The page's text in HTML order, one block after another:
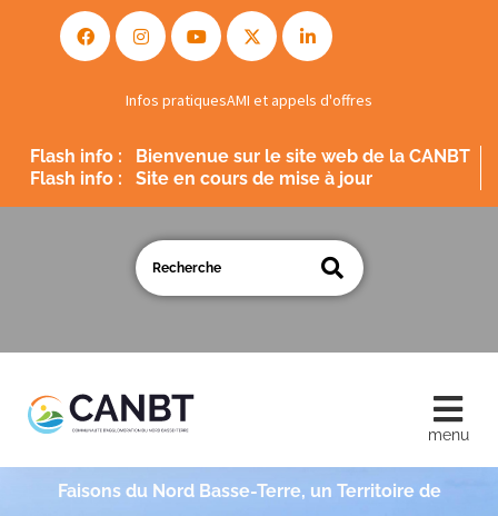
Flash info :
Bienvenue sur le site web de la CANBT
Flash info :
Site en cours de mise à jour
Infos pratiquesAMI et appels d'offres
Faisons du Nord Basse-Terre, un Territoire de